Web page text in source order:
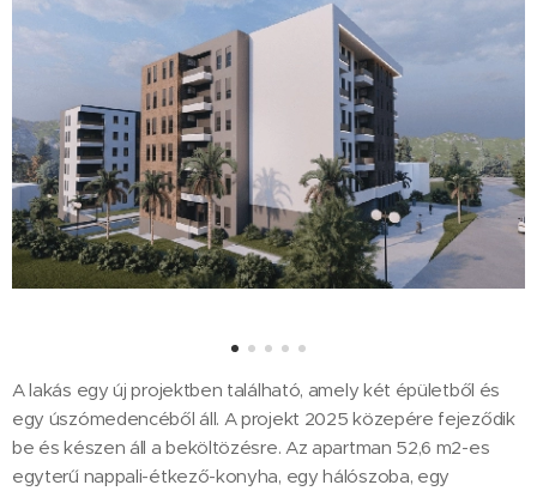
A lakás egy új projektben található, amely két épületből és
egy úszómedencéből áll. A projekt 2025 közepére fejeződik
be és készen áll a beköltözésre. Az apartman 52,6 m2-es
egyterű nappali-étkező-konyha, egy hálószoba, egy